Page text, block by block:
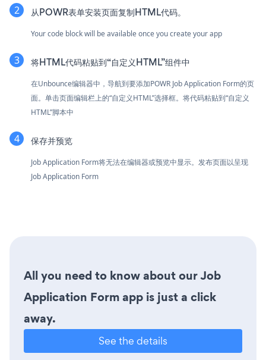
从POWR表单安装页面复制HTML代码。
Your code block will be available once you create your app
将HTML代码粘贴到“自定义HTML”组件中
在Unbounce编辑器中，导航到要添加POWR Job Application Form的页
面。单击页面编辑栏上的“自定义HTML”选择框。将代码粘贴到“自定义
HTML”脚本中
保存并预览
Job Application Form将无法在编辑器或预览中显示。发布页面以呈现
Job Application Form
All you need to know about our Job
Application Form app is just a click
away.
See the details